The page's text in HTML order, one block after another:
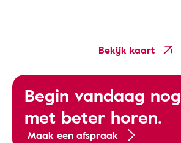
Bekijk kaart
Begin vandaag nog
met beter horen.
Maak een afspraak